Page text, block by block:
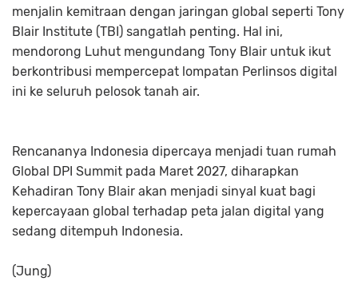
menjalin kemitraan dengan jaringan global seperti Tony
Blair Institute (TBI) sangatlah penting. Hal ini,
mendorong Luhut mengundang Tony Blair untuk ikut
berkontribusi mempercepat lompatan Perlinsos digital
ini ke seluruh pelosok tanah air.
Rencananya Indonesia dipercaya menjadi tuan rumah
Global DPI Summit pada Maret 2027, diharapkan
Kehadiran Tony Blair akan menjadi sinyal kuat bagi
kepercayaan global terhadap peta jalan digital yang
sedang ditempuh Indonesia.
(Jung)